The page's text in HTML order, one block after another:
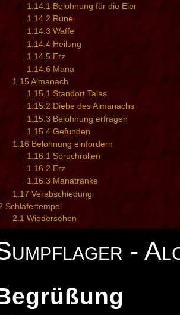
1.14.1 Belohnung für die Eier
1.14.2 Rune
1.14.3 Waffe
1.14.4 Heilung
1.14.5 Erz
1.14.6 Mana
1.15Almanach
1.15.1 Standort Talas
1.15.2 Diebe des Almanachs
1.15.3 Belohnung erfragen
1.15.4 Gefunden
1.16 Belohnung einfordern
1.16.1 Spruchrollen
1.16.2 Erz
1.16.3 Manatränke
1.17 Verabschiedung
Schläfertempel
2.1 Wiedersehen
-